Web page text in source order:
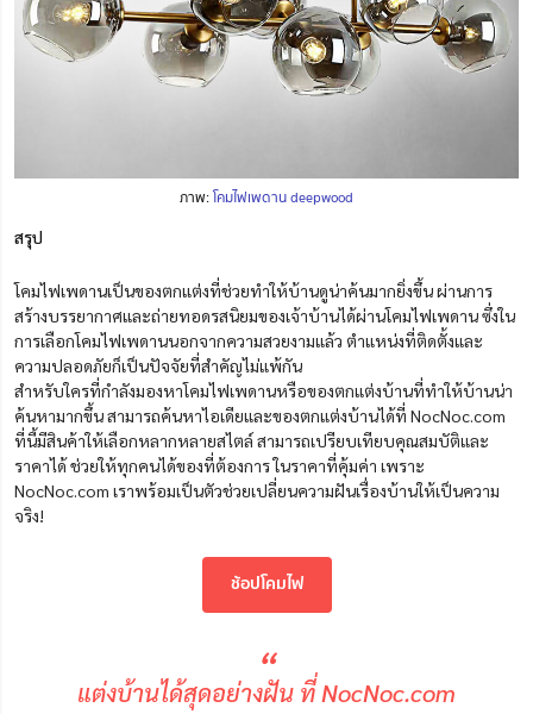
ภาพ:โคมไฟเพดาน deepwood
สรุป
โคมไฟเพดานเป็นของตกแต่งที่ช่วยทำให้บ้านดูน่าค้นมากยิ่งขึ้น ผ่านการ
สร้างบรรยากาศและถ่ายทอดรสนิยมของเจ้าบ้านได้ผ่านโคมไฟเพดาน ซึ่งใน
การเลือกโคมไฟเพดานนอกจากความสวยงามแล้ว ตำแหน่งที่ติดตั้งและ
ความปลอดภัยก็เป็นปัจจัยที่สำคัญไม่แพ้กัน
สำหรับใครที่กำลังมองหาโคมไฟเพดานหรือของตกแต่งบ้านที่ทำให้บ้านน่า
ค้นหามากขึ้น สามารถค้นหาไอเดียและของตกแต่งบ้านได้ที่ NocNoc.com
ที่นี้มีสินค้าให้เลือกหลากหลายสไตล์ สามารถเปรียบเทียบคุณสมบัติและ
ราคาได้ ช่วยให้ทุกคนได้ของที่ต้องการ ในราคาที่คุ้มค่า เพราะ
NocNoc.com เราพร้อมเป็นตัวช่วยเปลี่ยนความฝันเรื่องบ้านให้เป็นความ
จริง!
ช้อปโคมไฟ
“
แต่งบ้านได้สุดอย่างฝัน ที่ NocNoc.com